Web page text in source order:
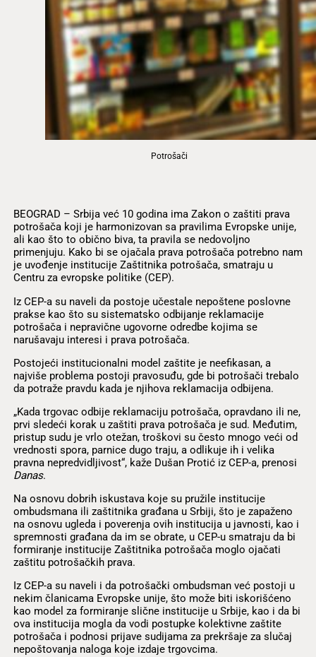
Potrošači
BEOGRAD – Srbija već 10 godina ima Zakon o zaštiti prava
potrošača koji je harmonizovan sa pravilima Evropske unije,
ali kao što to obično biva, ta pravila se nedovoljno
primenjuju. Kako bi se ojačala prava potrošača potrebno nam
je uvođenje institucije Zaštitnika potrošača, smatraju u
Centru za evropske politike (CEP).
Iz CEP-a su naveli da postoje učestale nepoštene poslovne
prakse kao što su sistematsko odbijanje reklamacije
potrošača i nepravične ugovorne odredbe kojima se
narušavaju interesi i prava potrošača.
Postojeći institucionalni model zaštite je neefikasan, a
najviše problema postoji pravosuđu, gde bi potrošači trebalo
da potraže pravdu kada je njihova reklamacija odbijena.
„Kada trgovac odbije reklamaciju potrošača, opravdano ili ne,
prvi sledeći korak u zaštiti prava potrošača je sud. Međutim,
pristup sudu je vrlo otežan, troškovi su često mnogo veći od
vrednosti spora, parnice dugo traju, a odlikuje ih i velika
pravna nepredvidljivost“, kaže Dušan Protić iz CEP-a, prenosi
Danas.
Na osnovu dobrih iskustava koje su pružile institucije
ombudsmana ili zaštitnika građana u Srbiji, što je zapaženo
na osnovu ugleda i poverenja ovih institucija u javnosti, kao i
spremnosti građana da im se obrate, u CEP-u smatraju da bi
formiranje institucije Zaštitnika potrošača moglo ojačati
zaštitu potrošačkih prava.
Iz CEP-a su naveli i da potrošački ombudsman već postoji u
nekim članicama Evropske unije, što može biti iskorišćeno
kao model za formiranje slične institucije u Srbije, kao i da bi
ova institucija mogla da vodi postupke kolektivne zaštite
potrošača i podnosi prijave sudijama za prekršaje za slučaj
nepoštovanja naloga koje izdaje trgovcima.